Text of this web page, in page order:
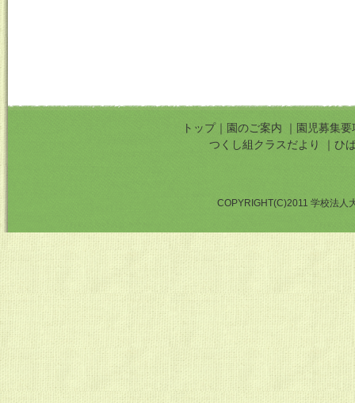
トップ｜ 園のご案内 ｜ 園児募集要
つくし組クラスだより
｜ ひ
COPYRIGHT(C)2011 学校法人